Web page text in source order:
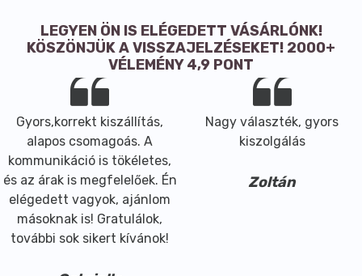
LEGYEN ÖN IS ELÉGEDETT VÁSÁRLÓNK!
KÖSZÖNJÜK A VISSZAJELZÉSEKET! 2000+
VÉLEMÉNY 4,9 PONT
Gyors,korrekt kiszállítás,
alapos csomagoás. A
kommunikáció is tökéletes,
és az árak is megfelelőek. Én
elégedett vagyok, ajánlom
másoknak is! Gratulálok,
további sok sikert kívánok!
Nagy választék, gyors
kiszolgálás
Zoltán